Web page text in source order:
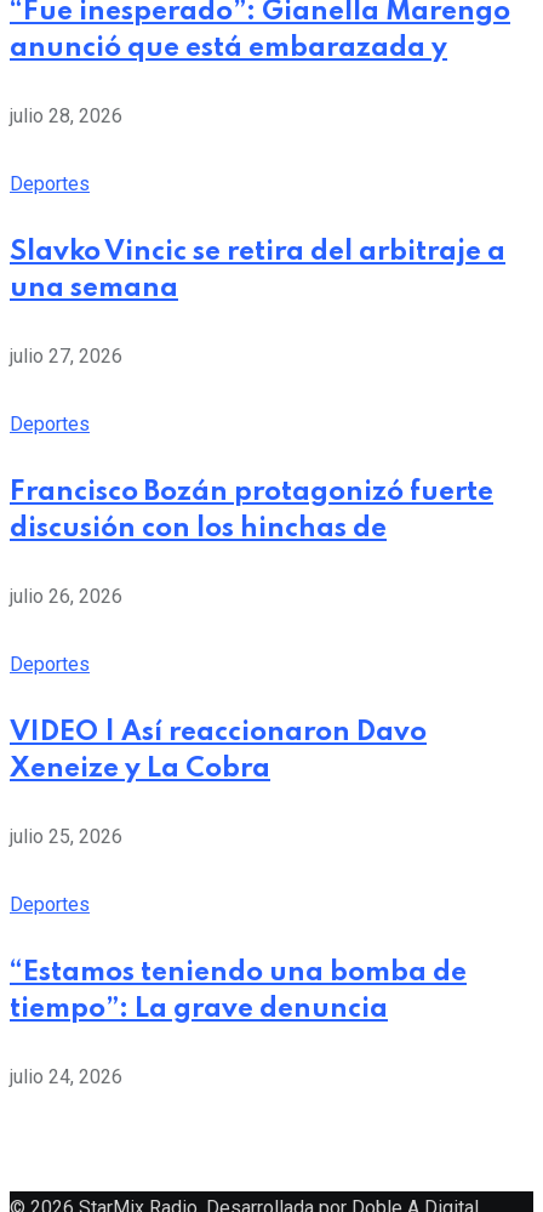
“Fue inesperado”: Gianella Marengo
anunció que está embarazada y
julio 28, 2026
Deportes
Slavko Vincic se retira del arbitraje a
una semana
julio 27, 2026
Deportes
Francisco Bozán protagonizó fuerte
discusión con los hinchas de
julio 26, 2026
Deportes
VIDEO | Así reaccionaron Davo
Xeneize y La Cobra
julio 25, 2026
Deportes
“Estamos teniendo una bomba de
tiempo”: La grave denuncia
julio 24, 2026